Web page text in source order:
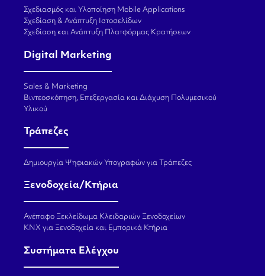
Σχεδιασμός και Υλοποίηση Mobile Applications
Σχεδίαση & Ανάπτυξη Ιστοσελίδων
Σχεδίαση και Ανάπτυξη Πλατφόρμας Κρατήσεων
Digital Marketing
Sales & Marketing
Βιντεοσκόπηση, Επεξεργασία και Διάχυση Πολυμεσικού
Υλικού
Τράπεζες
Δημιουργία Ψηφιακών Υπογραφών για Τράπεζες
Ξενοδοχεία/Κτήρια
Ανέπαφο Ξεκλείδωμα Κλειδαριών Ξενοδοχείων
KNX για Ξενοδοχεία και Εμπορικά Κτήρια
Συστήματα Ελέγχου